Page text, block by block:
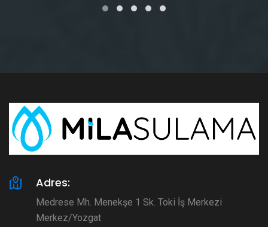
Adres:
Medrese Mh. Menekşe 1 Sk. Toki İş Merkezi
Merkez/Yozgat